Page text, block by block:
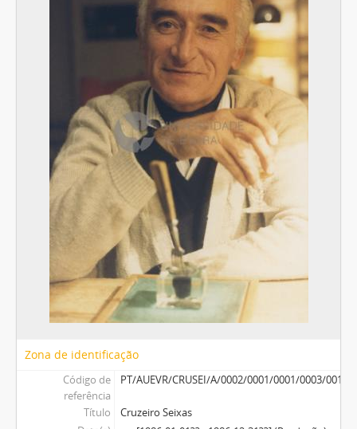
Zona de identificação
Código de
referência
PT/AUEVR/CRUSEI/A/0002/0001/0001/0003/0013
Título
Cruzeiro Seixas